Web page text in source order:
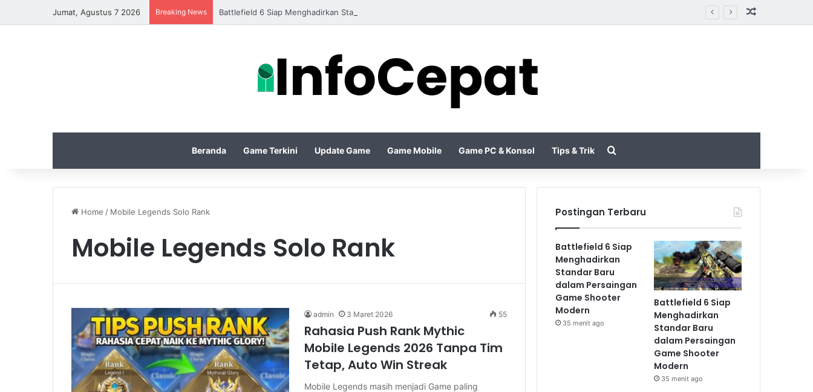
Jumat, Agustus 7 2026 Breaking News Battlefield 6 Siap Menghadirkan Standar Baru dalam Persaingan Game Shooter Modern
Beranda Game Terkini Update Game Game Mobile Game PC & Konsol Tips & Trik
Home / Mobile Legends Solo Rank
Mobile Legends Solo Rank
admin 3 Maret 2026 55
Rahasia Push Rank Mythic
Mobile Legends 2026 Tanpa Tim
Tetap, Auto Win Streak
Mobile Legends masih menjadi Game paling
Postingan Terbaru
Battlefield 6 Siap
Menghadirkan
Standar Baru
dalam Persaingan
Game Shooter
Modern
35 menit ago
Battlefield 6 Siap
Menghadirkan
Standar Baru
dalam Persaingan
Game Shooter
Modern
35 menit ago